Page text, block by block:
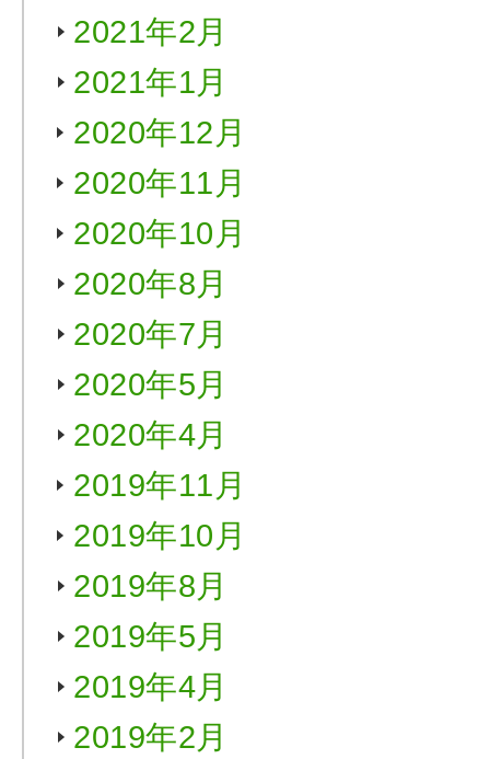
2021年2月
2021年1月
2020年12月
2020年11月
2020年10月
2020年8月
2020年7月
2020年5月
2020年4月
2019年11月
2019年10月
2019年8月
2019年5月
2019年4月
2019年2月